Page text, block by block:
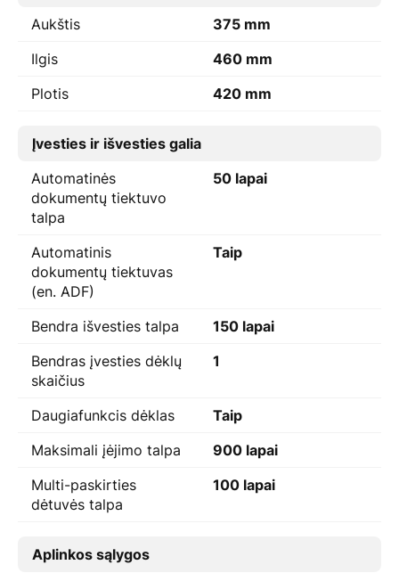
Aukštis
375 mm
Ilgis
460 mm
Plotis
420 mm
Įvesties ir išvesties galia
Automatinės
dokumentų tiektuvo
talpa
50 lapai
Automatinis
dokumentų tiektuvas
(en. ADF)
Taip
Bendra išvesties talpa
150 lapai
Bendras įvesties dėklų
skaičius
1
Daugiafunkcis dėklas
Taip
Maksimali įėjimo talpa
900 lapai
Multi-paskirties
dėtuvės talpa
100 lapai
Aplinkos sąlygos